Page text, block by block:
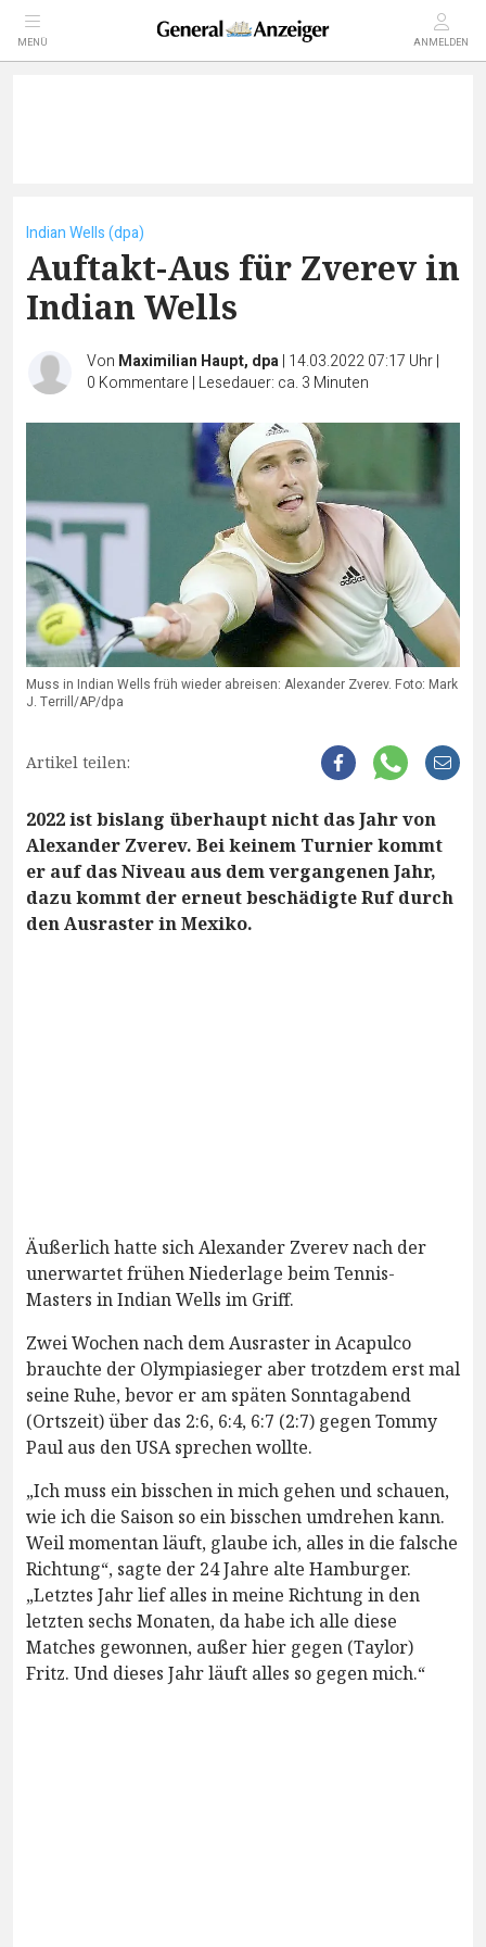
MENÜ ANMELDEN
Indian Wells (dpa)
Auftakt-Aus für Zverev in
Indian Wells
Von Maximilian Haupt, dpa| 14.03.2022 07:17 Uhr|
0 Kommentare | Lesedauer: ca. 3 Minuten
Muss in Indian Wells früh wieder abreisen: Alexander Zverev. Foto: Mark
J. Terrill/AP/dpa
Artikel teilen:
2022 ist bislang überhaupt nicht das Jahr von
Alexander Zverev. Bei keinem Turnier kommt
er auf das Niveau aus dem vergangenen Jahr,
dazu kommt der erneut beschädigte Ruf durch
den Ausraster in Mexiko.
Äußerlich hatte sich Alexander Zverev nach der
unerwartet frühen Niederlage beim Tennis-
Masters in Indian Wells im Griff.
Zwei Wochen nach dem Ausraster in Acapulco
brauchte der Olympiasieger aber trotzdem erst mal
seine Ruhe, bevor er am späten Sonntagabend
(Ortszeit) über das 2:6, 6:4, 6:7 (2:7) gegen Tommy
Paul aus den USA sprechen wollte.
„Ich muss ein bisschen in mich gehen und schauen,
wie ich die Saison so ein bisschen umdrehen kann.
Weil momentan läuft, glaube ich, alles in die falsche
Richtung“, sagte der 24 Jahre alte Hamburger.
„Letztes Jahr lief alles in meine Richtung in den
letzten sechs Monaten, da habe ich alle diese
Matches gewonnen, außer hier gegen (Taylor)
Fritz. Und dieses Jahr läuft alles so gegen mich.“